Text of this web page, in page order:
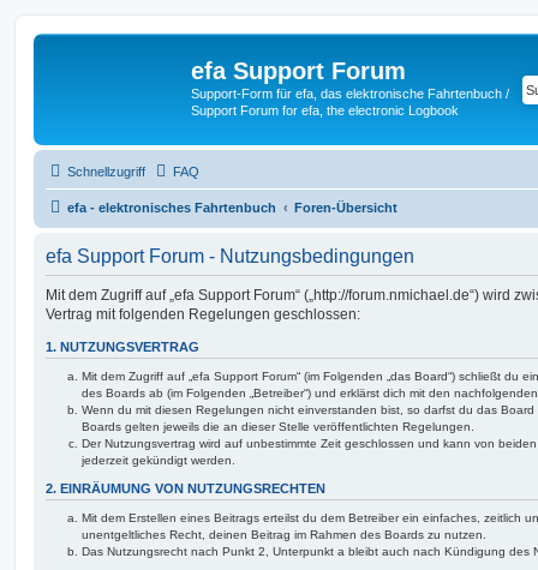
efa Support Forum
Support-Form für efa, das elektronische Fahrtenbuch /
Support Forum for efa, the electronic Logbook
Schnellzugriff FAQ
efa - elektronisches Fahrtenbuch Foren-Übersicht
efa Support Forum - Nutzungsbedingungen
Mit dem Zugriff auf „efa Support Forum“ („http://forum.nmichael.de“) wird
Vertrag mit folgenden Regelungen geschlossen:
1. NUTZUNGSVERTRAG
Mit dem Zugriff auf „efa Support Forum“ (im Folgenden „das Board“) schließt du
des Boards ab (im Folgenden „Betreiber“) und erklärst dich mit den
Wenn du mit diesen Regelungen nicht einverstanden bist, so darfst du das
Boards gelten jeweils die an dieser Stelle veröffentlichten Regelungen.
Der Nutzungsvertrag wird auf unbestimmte Zeit geschlossen und kann von
jederzeit gekündigt werden.
2. EINRÄUMUNG VON NUTZUNGSRECHTEN
Mit dem Erstellen eines Beitrags erteilst du dem Betreiber ein einfaches, zeitlich
unentgeltliches Recht, deinen Beitrag im Rahmen des Boards zu nutzen.
Das Nutzungsrecht nach Punkt 2, Unterpunkt a bleibt auch nach Kündigung des